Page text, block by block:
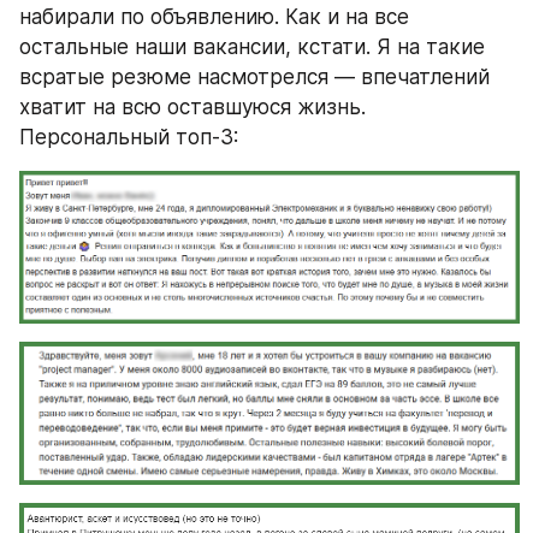
набирали по объявлению. Как и на все
остальные наши вакансии, кстати. Я на такие
всратые резюме насмотрелся — впечатлений
хватит на всю оставшуюся жизнь.
Персональный топ-3: